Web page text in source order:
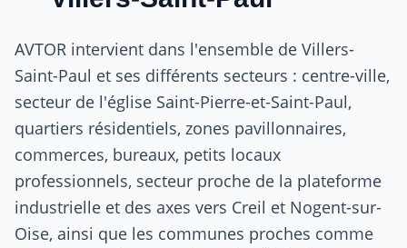
AVTOR intervient dans l'ensemble de Villers-
Saint-Paul et ses différents secteurs : centre-ville,
secteur de l'église Saint-Pierre-et-Saint-Paul,
quartiers résidentiels, zones pavillonnaires,
commerces, bureaux, petits locaux
professionnels, secteur proche de la plateforme
industrielle et des axes vers Creil et Nogent-sur-
Oise, ainsi que les communes proches comme